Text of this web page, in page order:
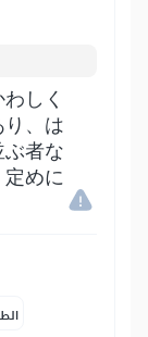
しく
、は
ぶ者な
定めに